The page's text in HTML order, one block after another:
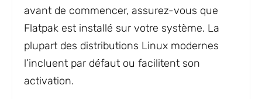
avant de commencer, assurez-vous que
Flatpak est installé sur votre système. La
plupart des distributions Linux modernes
l’incluent par défaut ou facilitent son
activation.